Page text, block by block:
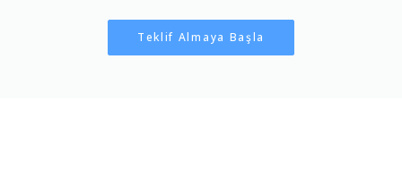
Teklif Almaya Başla